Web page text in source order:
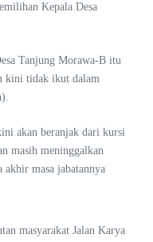
Kepala Desa
Tanjung Morawa-B itu
kini tidak ikut dalam
akan beranjak dari kursi
masih meninggalkan
akhir masa jabatannya
masyarakat Jalan Karya